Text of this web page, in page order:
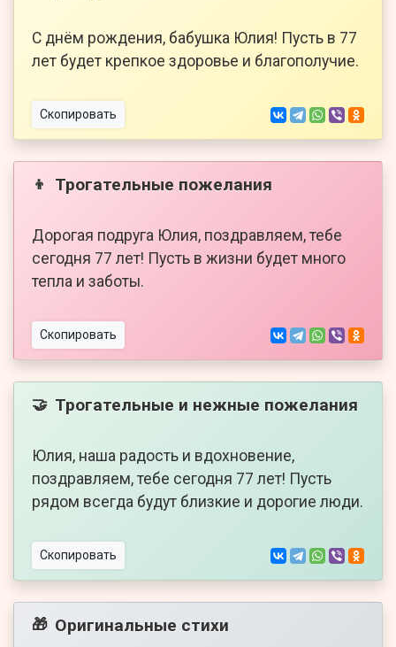
С днём рождения, бабушка Юлия! Пусть в 77
лет будет крепкое здоровье и благополучие.
Скопировать
👦 Трогательные пожелания
Дорогая подруга Юлия, поздравляем, тебе
сегодня 77 лет! Пусть в жизни будет много
тепла и заботы.
Скопировать
🤝 Трогательные и нежные пожелания
Юлия, наша радость и вдохновение,
поздравляем, тебе сегодня 77 лет! Пусть
рядом всегда будут близкие и дорогие люди.
Скопировать
🎁 Оригинальные стихи